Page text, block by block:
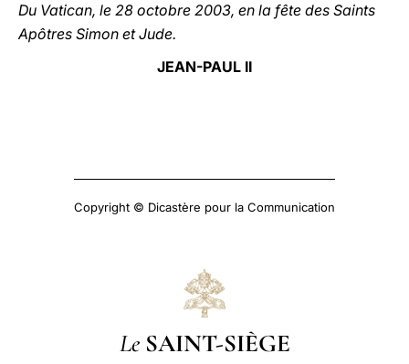
Du Vatican, le 28 octobre 2003, en la fête des Saints
Apôtres Simon et Jude.
JEAN-PAUL II
Copyright © Dicastère pour la Communication
Le SAINT-SIÈGE